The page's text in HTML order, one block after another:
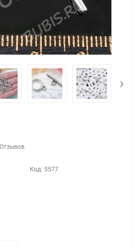
›
Код: 5577